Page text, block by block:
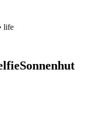
life